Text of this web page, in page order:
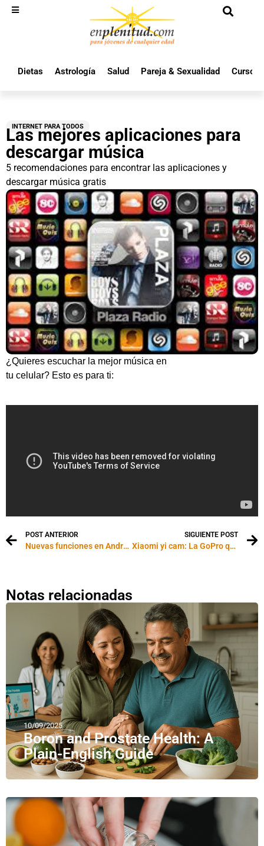
Dietas Astrología Salud Pareja & Sexualidad Cursos
INTERNET PARA TODOS
Las mejores aplicaciones para
descargar música
5 recomendaciones para encontrar las aplicaciones y
descargar música gratis
¿Quieres escuchar la mejor música en
tu celular? Esto es para ti:
POST ANTERIOR
Nuevas funciones en Android
SIGUIENTE POST
Xiaomi yi cam: La GoPro que es furor en Asia
Notas relacionadas
10/09/2025
Boron and Prostate Health: A
Plain-English Guide